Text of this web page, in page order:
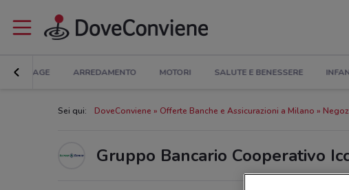
BRICOLAGE ARREDAMENTO MOTORI SALUTE E BENESSERE
Sei qui: DoveConviene Offerte Banche e Assicurazioni a Milano
Gruppo Bancario Cooperativo